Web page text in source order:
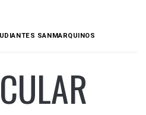
SANMARQUINOS